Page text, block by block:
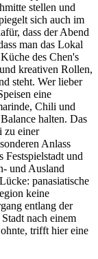
stellen und
sich auch im
dass der Abend
man das Lokal
des Chen's
kreativen Rollen,
steht. Wer lieber
eine
Chili und
halten. Das
zu einer
Anlass
Festspielstadt und
und Ausland
panasiatische
keine
entlang der
nach einem
trifft hier eine